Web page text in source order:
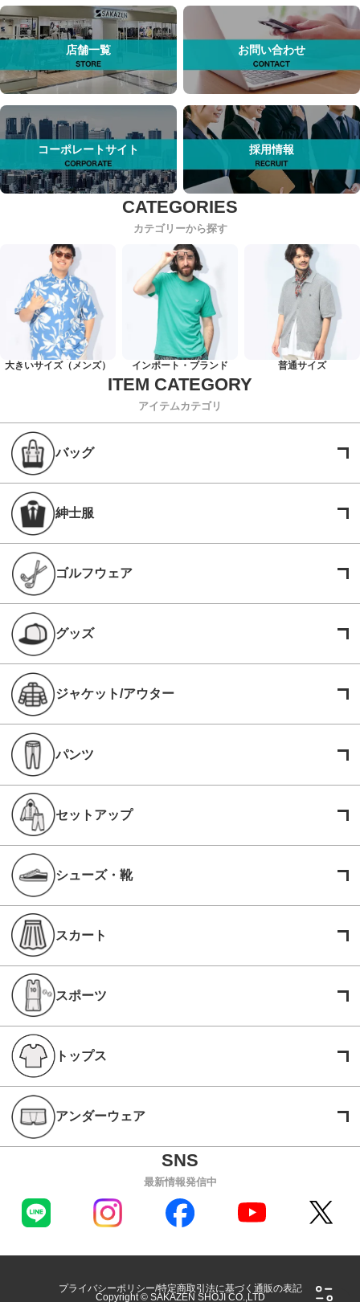
店舗一覧 お問い合わせ
コーポレートサイト 採用情報
カテゴリーから探す
大きいサイズ（メンズ） インポート・ブランド 普通サイズ
アイテムカテゴリ
バッグ
紳士服
ゴルフウェア
グッズ
ジャケット/アウター
パンツ
セットアップ
シューズ・靴
スカート
スポーツ
トップス
アンダーウェア
最新情報発信中
プライバシーポリシー 特定商取引法に基づく通販の表記
Copyright © SAKAZEN SHOJI CO.,LTD